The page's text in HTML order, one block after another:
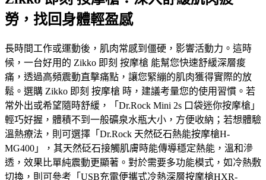
勞，找回身體輕盈感
長時間工作或運動後，肌肉常感到僵硬，影響活動力。這時
候，一台好用的 Zikko 即刻 按摩槍 能幫您快速舒緩深層痠
痛，透過高頻震動直擊痛點，讓您緊繃的肌肉獲得實際的放
鬆。選購 Zikko 即刻 按摩槍 時，建議考量您的使用習慣。若
常外出或希望隨時舒緩，「Dr.Rock Mini 2s 口袋迷你按摩槍」
輕巧好握，體積不到一般礦泉水瓶大小，方便收納；若想體驗
溫熱療法，則可選擇「Dr.Rock 天然砭石熱能按摩槍H-
MG400」，其天然砭石接觸肌膚時能傳導穩定熱能，溫和滲
透，效果比單純震動更顯著。對於需要多功能模式，如冷熱敷
切換，則可參考「USB充電便攜式冷熱深層按摩槍HXR-